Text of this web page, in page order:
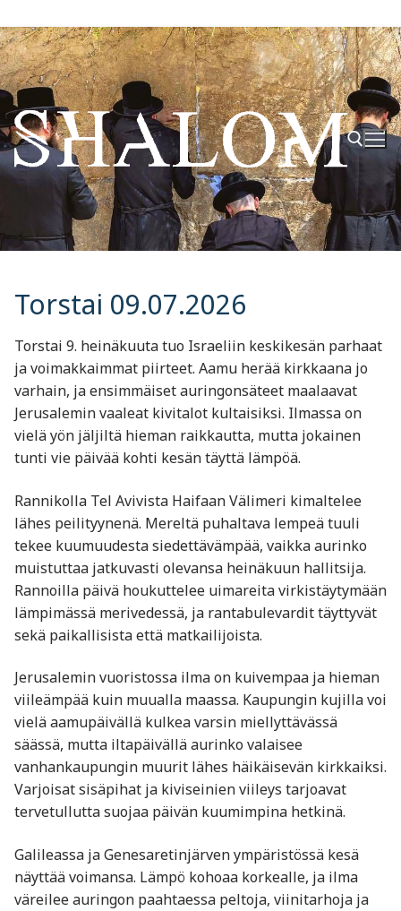
Hyppää
sisältöön
Hae:
Torstai 09.07.2026
Torstai 9. heinäkuuta tuo Israeliin keskikesän parhaat
ja voimakkaimmat piirteet. Aamu herää kirkkaana jo
varhain, ja ensimmäiset auringonsäteet maalaavat
Jerusalemin vaaleat kivitalot kultaisiksi. Ilmassa on
vielä yön jäljiltä hieman raikkautta, mutta jokainen
tunti vie päivää kohti kesän täyttä lämpöä.
Rannikolla Tel Avivista Haifaan Välimeri kimaltelee
lähes peilityynenä. Mereltä puhaltava lempeä tuuli
tekee kuumuudesta siedettävämpää, vaikka aurinko
muistuttaa jatkuvasti olevansa heinäkuun hallitsija.
Rannoilla päivä houkuttelee uimareita virkistäytymään
lämpimässä merivedessä, ja rantabulevardit täyttyvät
sekä paikallisista että matkailijoista.
Jerusalemin vuoristossa ilma on kuivempaa ja hieman
viileämpää kuin muualla maassa. Kaupungin kujilla voi
vielä aamupäivällä kulkea varsin miellyttävässä
säässä, mutta iltapäivällä aurinko valaisee
vanhankaupungin muurit lähes häikäisevän kirkkaiksi.
Varjoisat sisäpihat ja kiviseinien viileys tarjoavat
tervetullutta suojaa päivän kuumimpina hetkinä.
Galileassa ja Genesaretinjärven ympäristössä kesä
näyttää voimansa. Lämpö kohoaa korkealle, ja ilma
väreilee auringon paahtaessa peltoja, viinitarhoja ja